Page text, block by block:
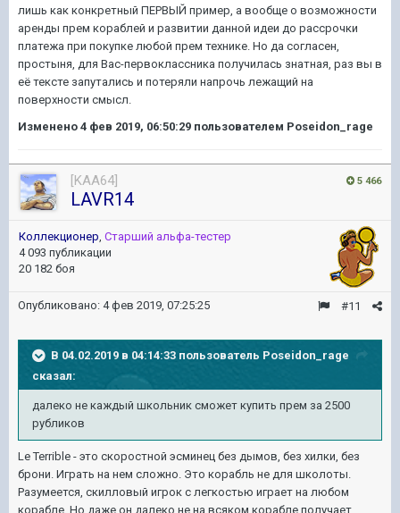
лишь как конкретный ПЕРВЫЙ пример, а вообще о возможности
аренды прем кораблей и развитии данной идеи до рассрочки
платежа при покупке любой прем технике. Но да согласен,
простыня, для Вас-первоклассника получилась знатная, раз вы в
её тексте запутались и потеряли напрочь лежащий на
поверхности смысл.
Изменено 4 фев 2019, 06:50:29 пользователем Poseidon_rage
5 466
[KAA64]
LAVR14
Коллекционер, Старший альфа-тестер
4 093 публикации
20 182 боя
#11
Опубликовано: 4 фев 2019, 07:25:25
В 04.02.2019 в 04:14:33 пользователь Poseidon_rage
сказал:
далеко не каждый школьник сможет купить прем за 2500
рубликов
Le Terrible - это скоростной эсминец без дымов, без хилки, без
брони. Играть на нем сложно. Это корабль не для школоты.
Разумеется, скилловый игрок с легкостью играет на любом
корабле. Но даже он далеко не на всяком корабле получает